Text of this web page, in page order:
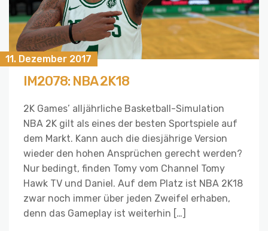
11. Dezember 2017
IM2078: NBA 2K18
2K Games’ alljährliche Basketball-Simulation
NBA 2K gilt als eines der besten Sportspiele auf
dem Markt. Kann auch die diesjährige Version
wieder den hohen Ansprüchen gerecht werden?
Nur bedingt, finden Tomy vom Channel Tomy
Hawk TV und Daniel. Auf dem Platz ist NBA 2K18
zwar noch immer über jeden Zweifel erhaben,
denn das Gameplay ist weiterhin […]